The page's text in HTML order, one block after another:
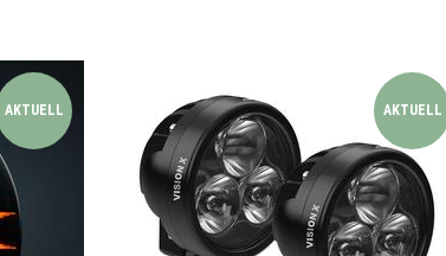
AKTUELL AKTUELL